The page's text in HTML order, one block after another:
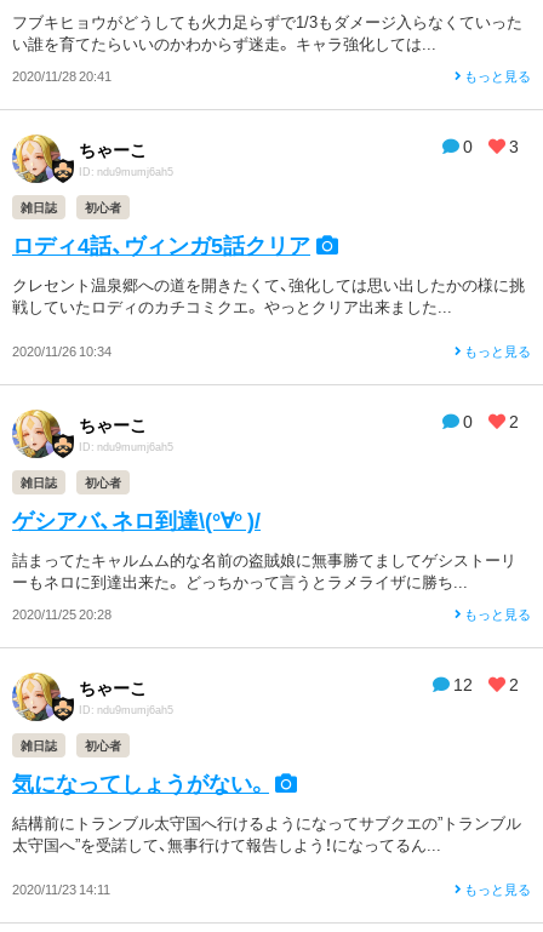
フブキヒョウがどうしても火力足らずで1/3もダメージ入らなくていった
い誰を育てたらいいのかわからず迷走。 キャラ強化しては...
2020/11/28 20:41 もっと見る
0 3
ちゃーこ
ID: ndu9mumj6ah5
雑日誌 初心者
ロディ4話、ヴィンガ5話クリア
クレセント温泉郷への道を開きたくて、強化しては思い出したかの様に挑
戦していたロディのカチコミクエ。 やっとクリア出来ました...
2020/11/26 10:34 もっと見る
0 2
ちゃーこ
ID: ndu9mumj6ah5
雑日誌 初心者
ゲシアバ、ネロ到達\(°∀° )/
詰まってたキャルムム的な名前の盗賊娘に無事勝てましてゲシストーリ
ーもネロに到達出来た。 どっちかって言うとラメライザに勝ち...
2020/11/25 20:28 もっと見る
12 2
ちゃーこ
ID: ndu9mumj6ah5
雑日誌 初心者
気になってしょうがない。
結構前にトランブル太守国へ行けるようになってサブクエの”トランブル
太守国へ”を受諾して、無事行けて報告しよう！になってるん...
2020/11/23 14:11 もっと見る